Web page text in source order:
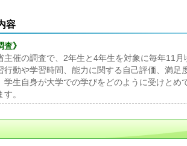
容
査》
催の調査で、2年生と4年生を対象に毎年11月
動や学習時間、能力に関する自己評価、満足
学生自身が大学での学びをどのように受けとめ
。